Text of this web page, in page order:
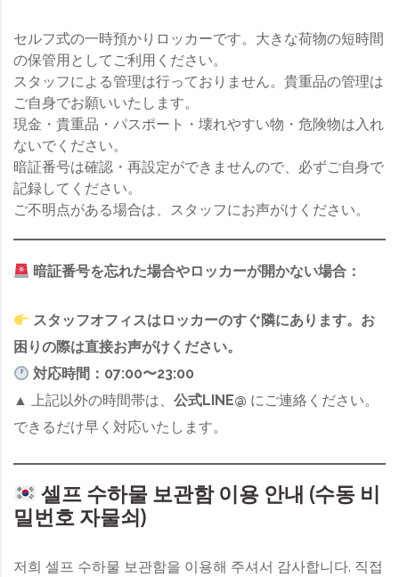
セルフ式の一時預かりロッカーです。大きな荷物の短時間
の保管用としてご利用ください。
スタッフによる管理は行っておりません。貴重品の管理は
ご自身でお願いいたします。
現金・貴重品・パスポート・壊れやすい物・危険物は入れ
ないでください。
暗証番号は確認・再設定ができませんので、必ずご自身で
記録してください。
ご不明点がある場合は、スタッフにお声がけください。
暗証番号を忘れた場合やロッカーが開かない場合：
スタッフオフィスはロッカーのすぐ隣にあります。お
困りの際は直接お声がけください。
対応時間：07:00〜23:00
▲ 上記以外の時間帯は、 公式LINE@ にご連絡ください。
できるだけ早く対応いたします。
셀프 수하물 보관함 이용 안내 (수동 비
밀번호 자물쇠)
저희 셀프 수하물 보관함을 이용해 주셔서 감사합니다. 직접